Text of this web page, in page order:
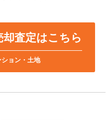
却査定はこちら
ョン・土地